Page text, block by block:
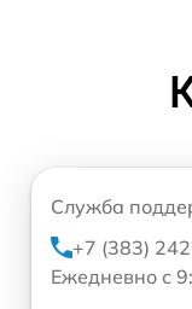
Служба
+7 (383)
Ежедневно с